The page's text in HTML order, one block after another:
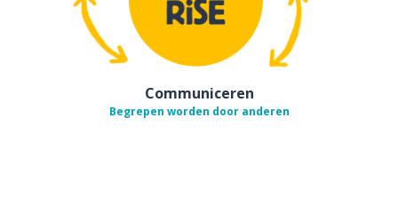
Communiceren
Begrepen worden door anderen